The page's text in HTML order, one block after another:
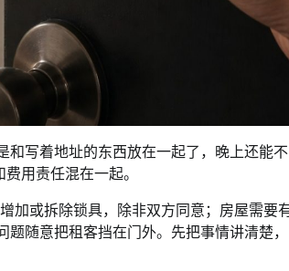
写着地址的东西放在一起了，晚上还能
用责任混在一起。
加或拆除锁具，除非双方同意；房屋需要
随意把租客挡在门外。先把事情讲清楚